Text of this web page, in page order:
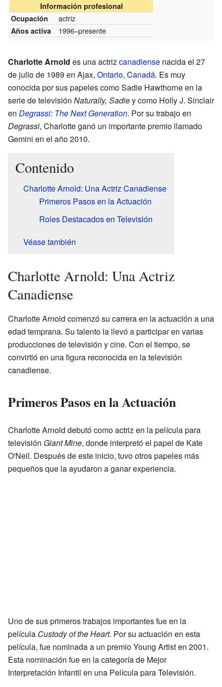
Información profesional
Ocupación
actriz
Años activa 1996–presente
Charlotte Arnold es una actrizcanadiense nacida el 27
de julio de 1989 en Ajax, Ontario, Canadá. Es muy
conocida por sus papeles como Sadie Hawthorne en la
serie de televisión Naturally, Sadiey como Holly J. Sinclair
en Degrassi: The Next Generation. Por su trabajo en
Degrassi, Charlotte ganó un importante premio llamado
Gemini en el año 2010.
Contenido
Charlotte Arnold: Una Actriz Canadiense
Primeros Pasos en la Actuación
Roles Destacados en Televisión
Véase también
Charlotte Arnold: Una Actriz
Canadiense
Charlotte Arnold comenzó su carrera en la actuación a una
edad temprana. Su talento la llevó a participar en varias
producciones de televisión y cine. Con el tiempo, se
convirtió en una figura reconocida en la televisión
canadiense.
Primeros Pasos en la Actuación
Charlotte Arnold debutó como actriz en la película para
televisión Giant Mine, donde interpretó el papel de Kate
O'Neil. Después de este inicio, tuvo otros papeles más
pequeños que la ayudaron a ganar experiencia.
Uno de sus primeros trabajos importantes fue en la
película Custody of the Heart. Por su actuación en esta
película, fue nominada a un premio Young Artist en 2001.
Esta nominación fue en la categoría de Mejor
Interpretación Infantil en una Película para Televisión.